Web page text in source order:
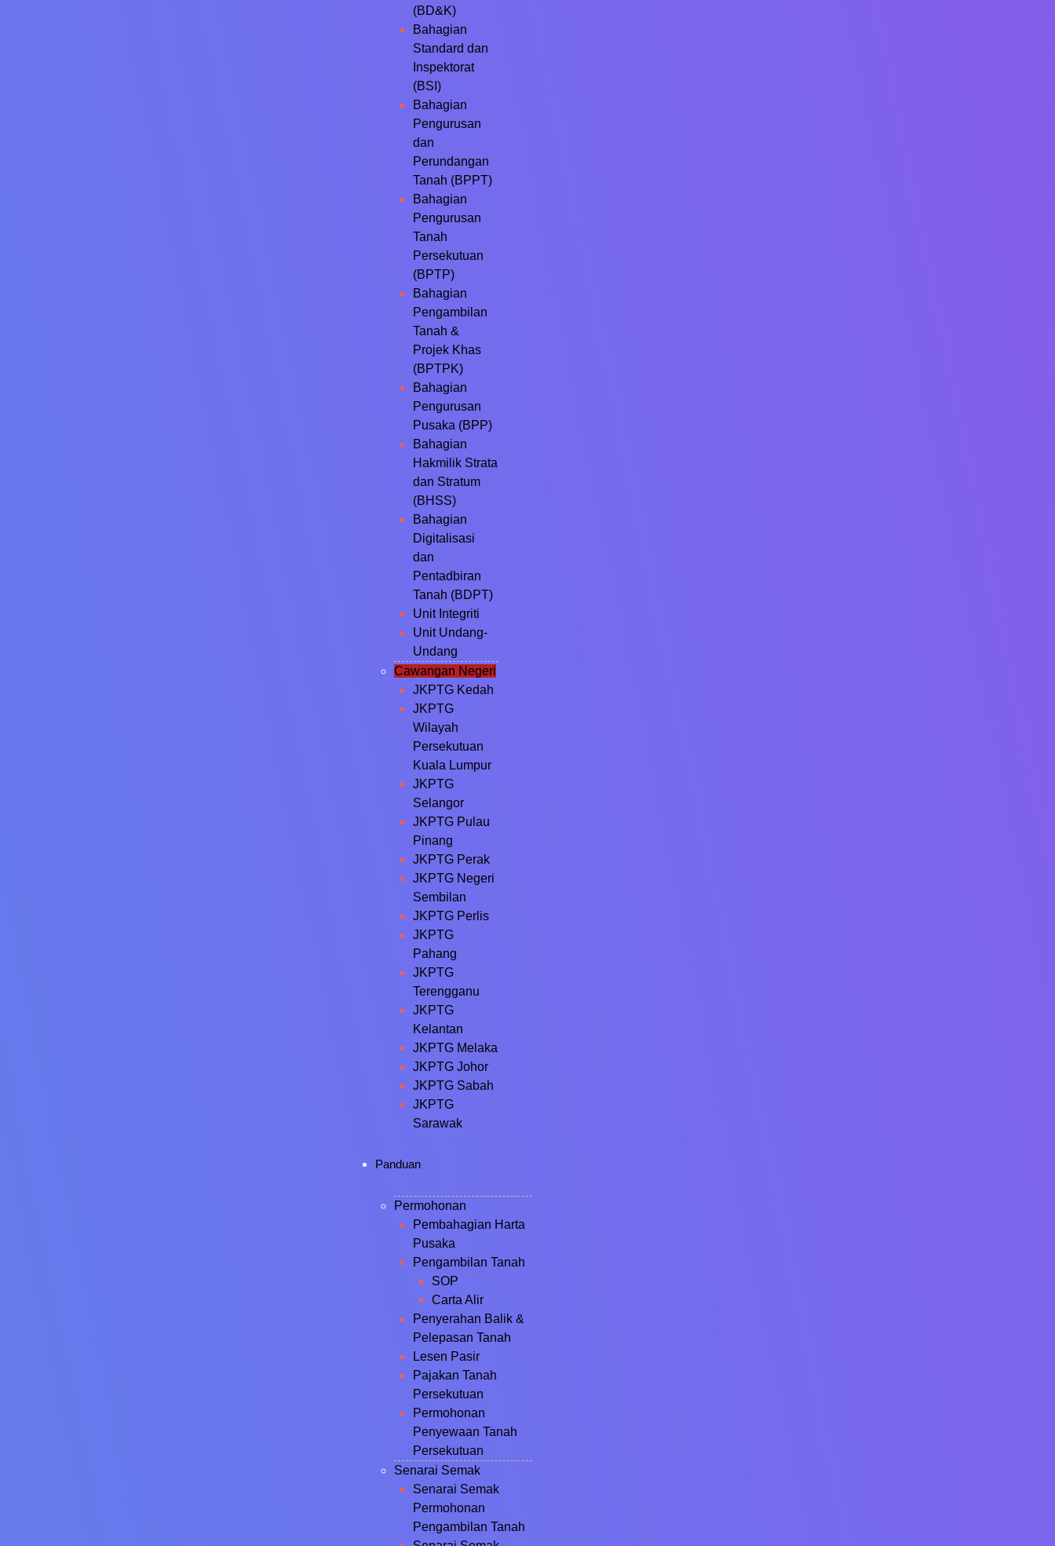
(BD&K)
Bahagian
Standard dan
Inspektorat
(BSI)
Bahagian
Pengurusan
dan
Perundangan
Tanah (BPPT)
Bahagian
Pengurusan
Tanah
Persekutuan
(BPTP)
Bahagian
Pengambilan
Tanah &
Projek Khas
(BPTPK)
Bahagian
Pengurusan
Pusaka (BPP)
Bahagian
Hakmilik Strata
dan Stratum
(BHSS)
Bahagian
Digitalisasi
dan
Pentadbiran
Tanah (BDPT)
Unit Integriti
Unit Undang-
Undang
Cawangan Negeri
JKPTG Kedah
JKPTG
Wilayah
Persekutuan
Kuala Lumpur
JKPTG
Selangor
JKPTG Pulau
Pinang
JKPTG Perak
JKPTG Negeri
Sembilan
JKPTG Perlis
JKPTG
Pahang
JKPTG
Terengganu
JKPTG
Kelantan
JKPTG Melaka
JKPTG Johor
JKPTG Sabah
JKPTG
Sarawak
Panduan
Permohonan
Pembahagian Harta
Pusaka
Pengambilan Tanah
SOP
Carta Alir
Penyerahan Balik &
Pelepasan Tanah
Lesen Pasir
Pajakan Tanah
Persekutuan
Permohonan
Penyewaan Tanah
Persekutuan
Senarai Semak
Senarai Semak
Permohonan
Pengambilan Tanah